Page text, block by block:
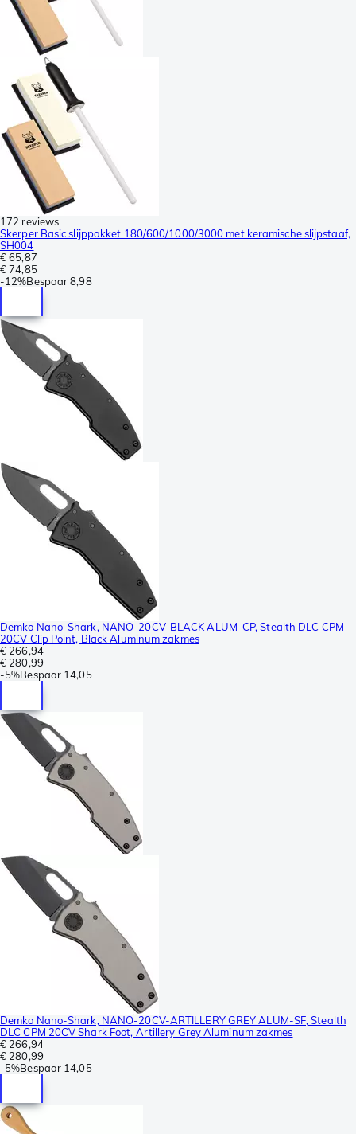
172 reviews
Skerper Basic slijppakket 180/600/1000/3000 met keramische slijpstaaf,
SH004
€ 65,87
€ 74,85
-12%Bespaar 8,98
Demko Nano-Shark, NANO-20CV-BLACK ALUM-CP, Stealth DLC CPM
20CV Clip Point, Black Aluminum zakmes
€ 266,94
€ 280,99
-5%Bespaar 14,05
Demko Nano-Shark, NANO-20CV-ARTILLERY GREY ALUM-SF, Stealth
DLC CPM 20CV Shark Foot, Artillery Grey Aluminum zakmes
€ 266,94
€ 280,99
-5%Bespaar 14,05